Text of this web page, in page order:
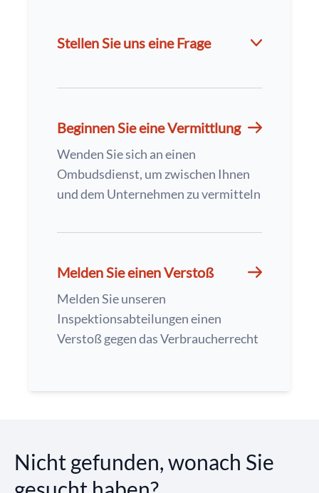
Stellen Sie uns eine Frage
Beginnen Sie eine Vermittlung
Wenden Sie sich an einen
Ombudsdienst, um zwischen Ihnen
und dem Unternehmen zu vermitteln
Melden Sie einen Verstoß
Melden Sie unseren
Inspektionsabteilungen einen
Verstoß gegen das Verbraucherrecht
Nicht gefunden, wonach Sie